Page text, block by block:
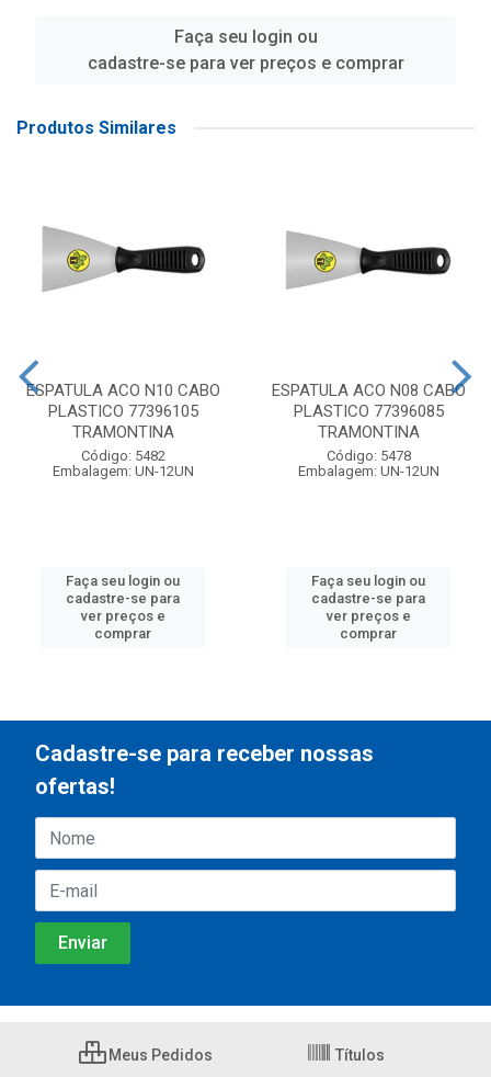
Faça seu login ou
cadastre-se para ver preços e comprar
Produtos Similares
ESPATULA ACO N10 CABO
PLASTICO 77396105
TRAMONTINA
Código: 5482
Embalagem: UN-12UN
Faça seu login ou
cadastre-se para
ver preços e
comprar
ESPATULA ACO N08 CABO
PLASTICO 77396085
TRAMONTINA
Código: 5478
Embalagem: UN-12UN
Faça seu login ou
cadastre-se para
ver preços e
comprar
Cadastre-se para receber nossas
ofertas!
Meus Pedidos Títulos